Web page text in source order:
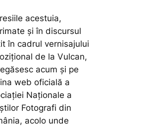
acestuia,
și în discursul
în cadrul vernisajului
de la Vulcan,
acum și pe
web oficială a
Naționale a
Fotografi din
acolo unde